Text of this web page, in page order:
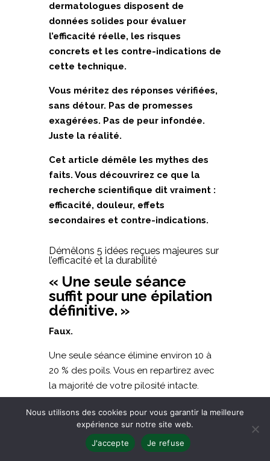
dermatologues disposent de
données solides pour évaluer
l’efficacité réelle, les risques
concrets et les contre-indications de
cette technique.
Vous méritez des réponses vérifiées,
sans détour. Pas de promesses
exagérées. Pas de peur infondée.
Juste la réalité.
Cet article démêle les mythes des
faits. Vous découvrirez ce que la
recherche scientifique dit vraiment :
efficacité, douleur, effets
secondaires et contre-indications.
Démêlons 5 idées reçues majeures sur
l’efficacité et la durabilité
« Une seule séance
suffit pour une épilation
définitive. »
Faux.
Une seule séance élimine environ 10 à
20 % des poils. Vous en repartirez avec
la majorité de votre pilosité intacte.
Pourquoi ? Parce que vos poils ne sont
pas tous au même stade de croissance.
En effet, le cycle pileux compte trois
Nous utilisons des cookies pour vous garantir la meilleure
expérience sur notre site web.
J'accepte
Je refuse